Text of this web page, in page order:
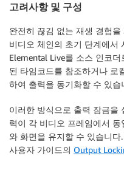
고려사항 및 구성
완전히 끊김 없는 재생 경험
비디오 체인의 초기 단계에서
Elemental Live를 소스 인코
된 타임코드를 참조하거나 로
하여 출력을 동기화할 수 있습
이러한 방식으로 출력 잠금을
력이 각 비디오 프레임에서
와 화면을 유지할 수 있습니
사용자 가이드의 Output